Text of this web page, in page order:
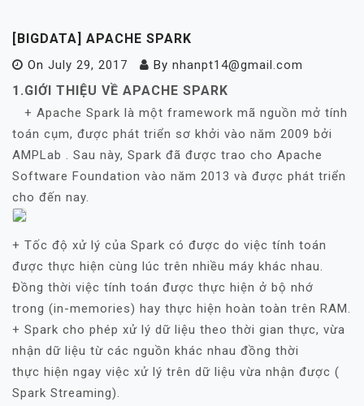
[BIGDATA] APACHE SPARK
On July 29, 2017 By nhanpt14@gmail.com
1.GIỚI THIỆU VỀ APACHE SPARK
+ Apache Spark là một framework mã nguồn mở tính
toán cụm, được phát triển sơ khởi vào năm 2009 bởi
AMPLab . Sau này, Spark đã được trao cho Apache
Software Foundation vào năm 2013 và được phát triển
cho đến nay.
+ Tốc độ xử lý của Spark có được do việc tính toán
được thực hiện cùng lúc trên nhiều máy khác nhau.
Đồng thời việc tính toán được thực hiện ở bộ nhớ
trong (in-memories) hay thực hiện hoàn toàn trên RAM.
+ Spark cho phép xử lý dữ liệu theo thời gian thực, vừa
nhận dữ liệu từ các nguồn khác nhau đồng thời
thực hiện ngay việc xử lý trên dữ liệu vừa nhận được (
Spark Streaming).